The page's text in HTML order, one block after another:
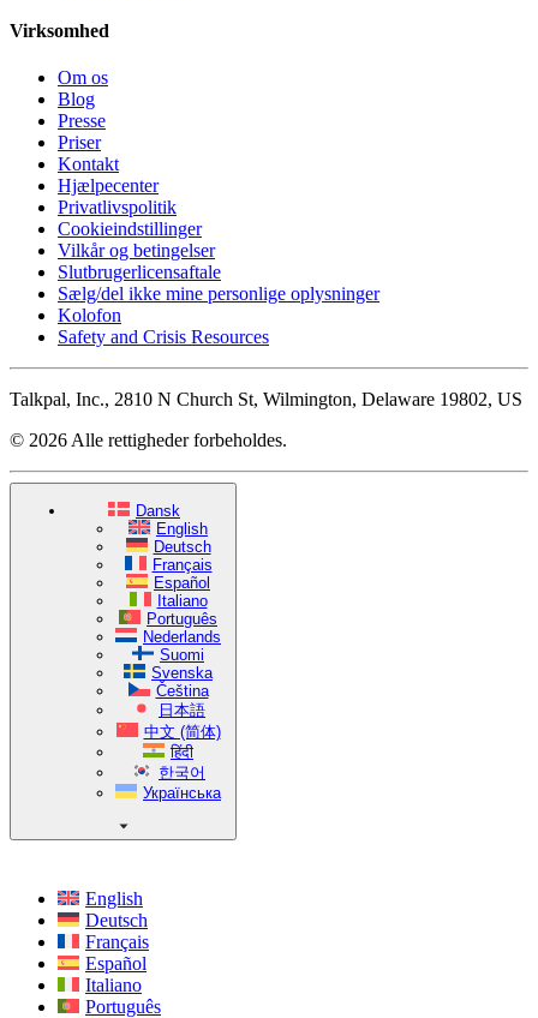
Virksomhed
Om os
Blog
Presse
Priser
Kontakt
Hjælpecenter
Privatlivspolitik
Cookieindstillinger
Vilkår og betingelser
Slutbrugerlicensaftale
Sælg/del ikke mine personlige oplysninger
Kolofon
Safety and Crisis Resources
Talkpal, Inc., 2810 N Church St, Wilmington, Delaware 19802, US
© 2026 Alle rettigheder forbeholdes.
Dansk
English
Deutsch
Français
Español
Italiano
Português
Nederlands
Suomi
Svenska
Čeština
日本語
中文 (简体)
हिंदी
한국어
Українська
English
Deutsch
Français
Español
Italiano
Português